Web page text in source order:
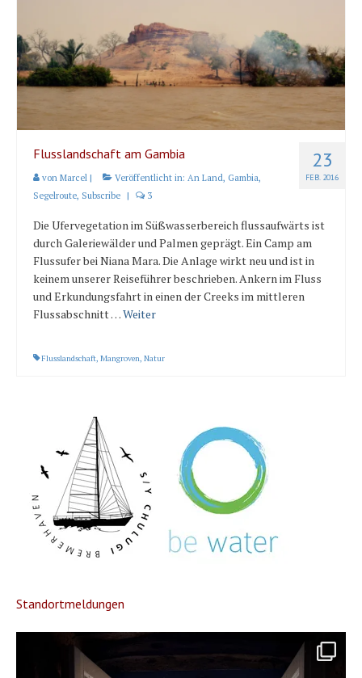
23
FEB. 2016
Flusslandschaft am Gambia
von Marcel | Veröffentlicht in: An Land, Gambia,
Segelroute, Subscribe | 3
Die Ufervegetation im Süßwasserbereich flussaufwärts ist
durch Galeriewälder und Palmen geprägt. Ein Camp am
Flussufer bei Niana Mara. Die Anlage wirkt neu und ist in
keinem unserer Reiseführer beschrieben. Ankern im Fluss
und Erkundungsfahrt in einen der Creeks im mittleren
Flussabschnitt …Weiter
Flusslandschaft, Mangroven, Natur
Standortmeldungen